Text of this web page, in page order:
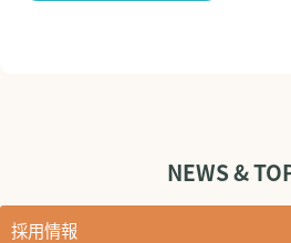
NEWS &
採用情報